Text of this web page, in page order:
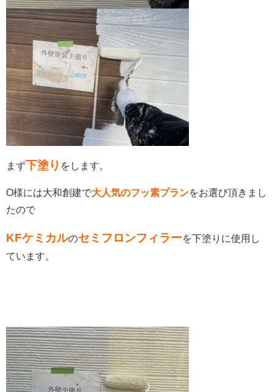
まず下塗り をします。
O様には大和創建で大人気のフッ素プランをお選び頂きまし
たので
KFケミカルのセミフロンフィラーを下塗りに使用し
ています。